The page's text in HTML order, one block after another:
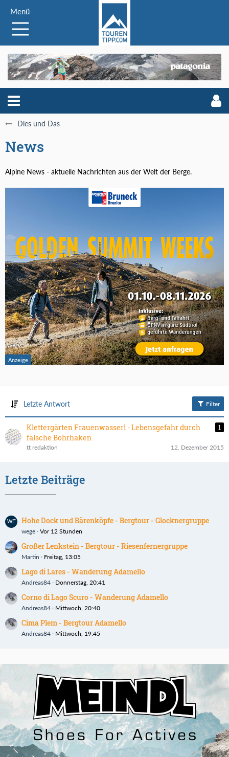
Menü
Dies und Das
News
Alpine News - aktuelle Nachrichten aus der Welt der Berge.
Letzte Antwort Filter
Klettergärten Frauenwasserl - Lebensgefahr durch
falsche Bohrhaken
1
tt redaktion 12. Dezember 2015
Letzte Beiträge
Hohe Dock und Bärenköpfe - Bergtour - Glocknergruppe
wege Vor 12 Stunden
Großer Lenkstein - Bergtour - Riesenfernergruppe
Martin Freitag, 13:05
Lago di Lares - Wanderung Adamello
Andreas84 Donnerstag, 20:41
Corno di Lago Scuro - Wanderung Adamello
Andreas84 Mittwoch, 20:40
Cima Plem - Bergtour Adamello
Andreas84 Mittwoch, 19:45